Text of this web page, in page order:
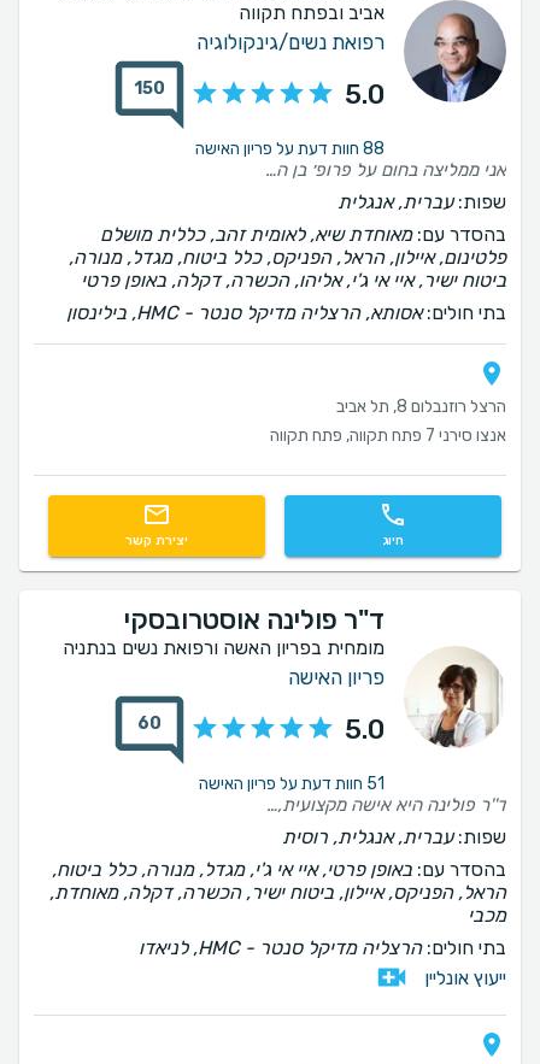
אביב ובפתח תקווה
רפואת נשים/גינקולוגיה
5.0
150
88 חוות דעת על פריון האישה
אני ממליצה בחום על פרופ׳ בן הרוש. לאורך כל התהליך הרגשתי שיש לי ליווי אישי ומקצועי. קיבלתי תמיד הסברים ברורים וזמינות אמיתית לכל שאלה שהיתה לי. והכי חשוב שבזכותו נכנסתי להריון וילדתי בת מהממת אחרי שנים שלא הצלחנו 🙏
שפות:עברית, אנגלית
בהסדר עם:מאוחדת שיא, לאומית זהב, כללית מושלם
פלטינום, איילון, הראל, הפניקס, כלל ביטוח, מגדל, מנורה,
ביטוח ישיר, איי אי ג'י, אליהו, הכשרה, דקלה, באופן פרטי
בתי חולים:אסותא, הרצליה מדיקל סנטר - HMC, בילינסון
הרצל רוזנבלום 8, תל אביב
אנצו סירני 7 פתח תקווה, פתח תקווה
חיוג יצירת קשר
ד"ר פולינה אוסטרובסקי
מומחית בפריון האשה ורפואת נשים בנתניה
פריון האישה
5.0
60
51 חוות דעת על פריון האישה
ד''ר פולינה היא אישה מקצועית, נחמדה ואינטליגנטית! רק בזכותה יש לנו בן האהוב! תמיד נעים לבוא עליה!
שפות:עברית, אנגלית, רוסית
בהסדר עם: באופן פרטי, איי אי ג'י, מגדל, מנורה, כלל ביטוח,
הראל, הפניקס, איילון, ביטוח ישיר, הכשרה, דקלה, מאוחדת,
מכבי
בתי חולים:הרצליה מדיקל סנטר - HMC, לניאדו
ייעוץ אונליין